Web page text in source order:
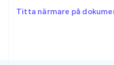
Titta närmare på
English